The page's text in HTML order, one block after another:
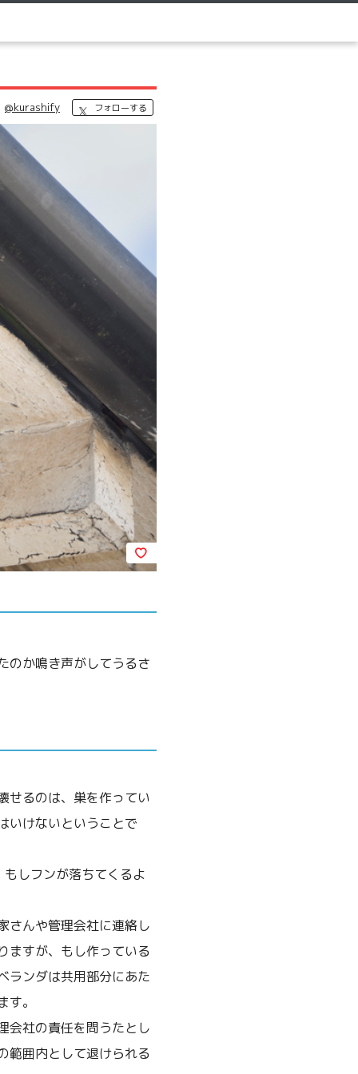
@kurashify フォローする
のか鳴き声がしてうるさ
せるのは、巣を作ってい
いけないということで
しフンが落ちてくるよ
さんや管理会社に連絡し
ますが、もし作っている
ランダは共用部分にあた
。
会社の責任を問うたとし
範囲内として退けられる